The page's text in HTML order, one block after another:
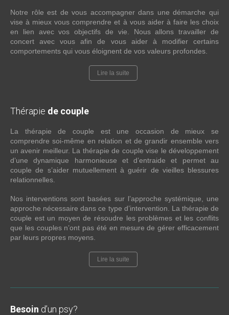
Notre rôle est de vous accompagner dans une démarche qui
vise à mieux vous comprendre et à vous aider à faire les choix
en lien avec vos objectifs de vie. Nous allons travailler de
concert avec vous afin de vous aider à modifier certains
comportements qui vous éloignent de vos valeurs profondes.
Lire la suite
Thérapie de couple
La thérapie de couple est une occasion de mieux se
comprendre soi-même en relation et de grandir ensemble vers
un avenir meilleur. La thérapie de couple vise le développement
d’une dynamique harmonieuse et d’entraide et permet au
couple de s’aider mutuellement à guérir de vieilles blessures
relationnelles.
Nos interventions sont basées sur l’approche systémique, une
approche nécessaire dans ce type d’intervention. La thérapie de
couple est un moyen de résoudre les problèmes et les conflits
que les couples n’ont pas été en mesure de gérer efficacement
par leurs propres moyens.
Lire la suite
Besoin d’un psy?